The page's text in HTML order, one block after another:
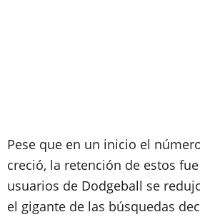
Pese que en un inicio el
creció, la retención de estos
usuarios de Dodgeball se
el gigante de las búsquedas